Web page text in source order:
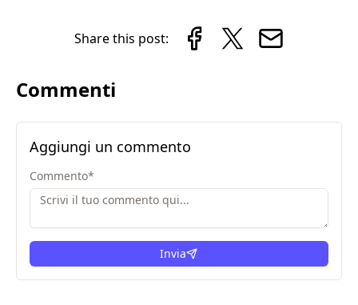
Share this post:
Commenti
Aggiungi un commento
Commento*
Invia